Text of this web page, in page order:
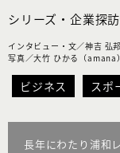
シリーズ・企業探
インタビュー・文／神吉 弘邦
写真／大竹 ひかる（amana）
ビジネス スポ
長年にわたり浦和